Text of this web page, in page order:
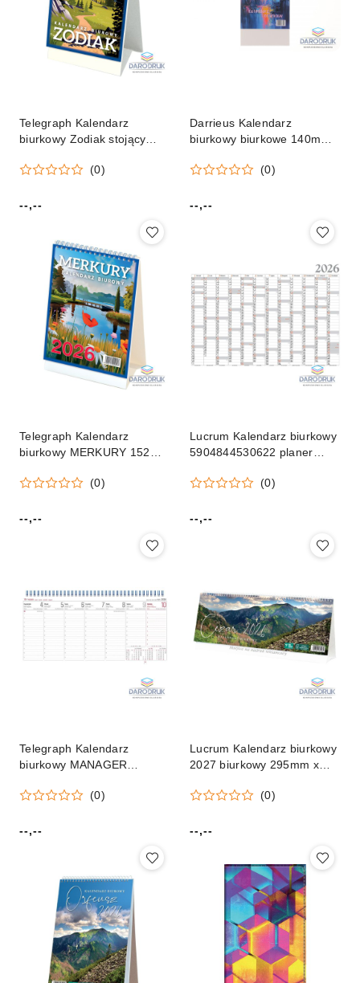
Telegraph Kalendarz
biurkowy Zodiak stojący
(0)
Cena:
--,--
Darrieus Kalendarz
biurkowy biurkowe 140mm x
(0)
Cena:
--,--
Telegraph Kalendarz
biurkowy MERKURY 152mm
(0)
Cena:
--,--
Lucrum Kalendarz biurkowy
5904844530622 planer
Lucrum (BF03)
(0)
Cena:
--,--
Telegraph Kalendarz
biurkowy MANAGER
Telegraph
(0)
Cena:
--,--
Lucrum Kalendarz biurkowy
2027 biurkowy 295mm x
(0)
Cena:
--,--